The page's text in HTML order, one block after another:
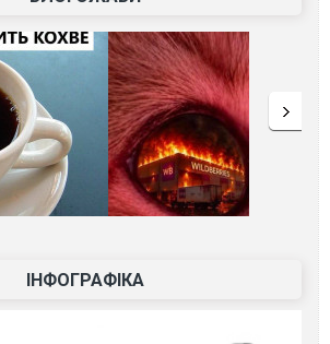
ІНФОГРАФІКА